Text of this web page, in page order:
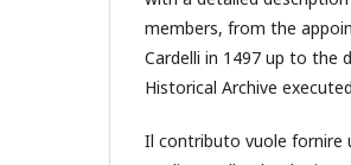
members, from the
Cardelli in 1497 up to the
Historical Archive
Il contributo vuole fornire